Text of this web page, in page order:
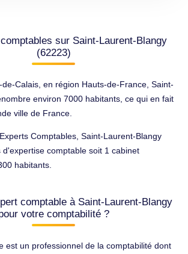
sur Saint-Laurent-Blangy
(62223)
Calais, en région Hauts-de-France, Saint-
environ 7000 habitants, ce qui en fait
ville de France.
Comptables, Saint-Laurent-Blangy
comptable soit 1 cabinet
habitants.
comptable à Saint-Laurent-Blangy
votre comptabilité ?
est un professionnel de la comptabilité dont